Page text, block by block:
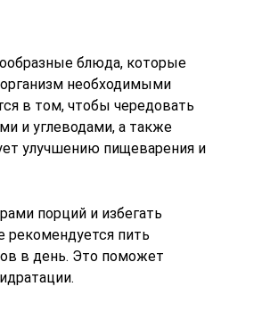
блюда, которые
необходимыми
в том, чтобы чередовать
и углеводами, а также
улучшению пищеварения и
порций и избегать
пить
в день. Это поможет